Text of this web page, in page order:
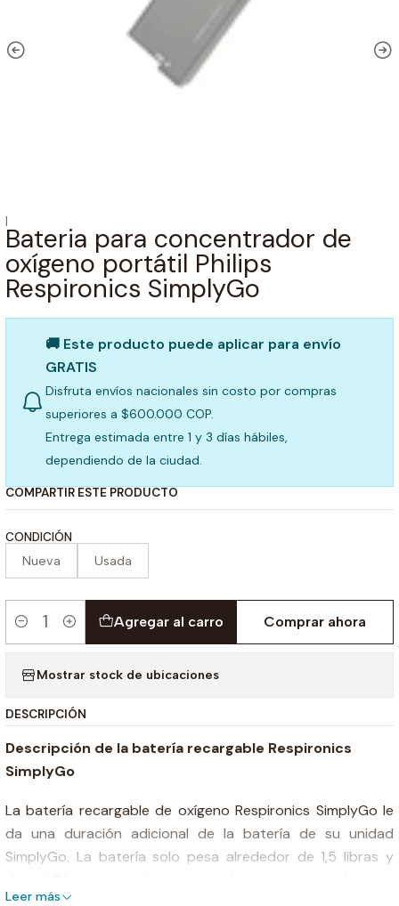
|
Bateria para concentrador de
oxígeno portátil Philips
Respironics SimplyGo
🚚 Este producto puede aplicar para envío
GRATIS
Disfruta envíos nacionales sin costo por compras
superiores a $600.000 COP.
Entrega estimada entre 1 y 3 días hábiles,
dependiendo de la ciudad.
COMPARTIR ESTE PRODUCTO
CONDICIÓN
Nueva Usada
Cantidad
Agregar al carro Comprar ahora
Mostrar stock de ubicaciones
DESCRIPCIÓN
Descripción de la batería recargable Respironics
SimplyGo
La batería recargable de oxígeno Respironics SimplyGo le
da una duración adicional de la batería de su unidad
SimplyGo. La batería solo pesa alrededor de 1,5 libras y
Leer más